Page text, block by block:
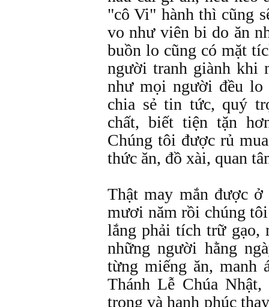
"cô Vi" hành thì cũng
vo như viên bi do ăn
buồn lo cũng có mặt
người tranh giành khi
như mọi người đều lo
chia sẻ tin tức, quý
chất, biết tiện tặn
Chúng tôi được rủ
thức ăn, đồ xài, quan
Thật may mắn được
mươi năm rồi chúng
lắng phải tích trữ gạo,
những người hằng
từng miếng ăn, manh
Thánh Lễ Chúa
trọng và hạnh phúc